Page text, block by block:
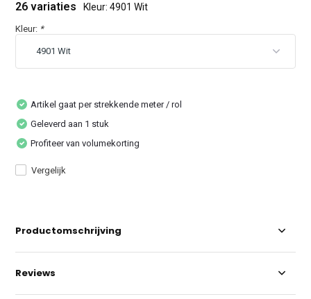
26 variaties Kleur: 4901 Wit
Kleur: *
Artikel gaat per strekkende meter / rol
Geleverd aan 1 stuk
Profiteer van volumekorting
Vergelijk
Productomschrijving
Reviews